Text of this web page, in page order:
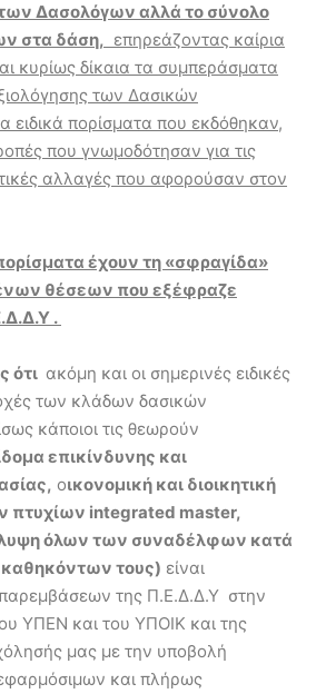
Δασολόγων αλλά το σύνολο
στα δάση, επηρεάζοντας καίρια
κυρίως δίκαια τα συμπεράσματα
των Δασικών
ειδικά πορίσματα που εκδόθηκαν,
που γνωμοδότησαν για τις
αλλαγές που αφορούσαν στον
έχουν τη «σφραγίδα»
θέσεων που εξέφραζε
.
ότι ακόμη και οι σημερινές ειδικές
των κλάδων δασικών
κάποιοι τις θεωρούν
επικίνδυνης και
οικονομική και διοικητική
πτυχίων integrated master,
όλων των συναδέλφων κατά
τους) είναι
της Π.Ε.Δ.Δ.Υ στην
ΥΠΕΝ και του ΥΠΟΙΚ και της
μας με την υποβολή
και πλήρως